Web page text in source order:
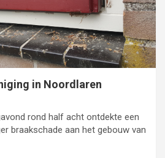
in Noordlaren
rond half acht ontdekte een
braakschade aan het gebouw van